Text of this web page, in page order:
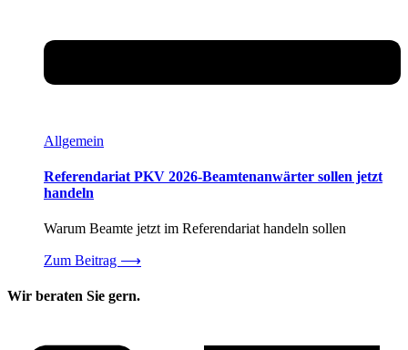
Allgemein
Referendariat PKV 2026-Beamtenanwärter sollen jetzt
handeln
Warum Beamte jetzt im Referendariat handeln sollen
Zum Beitrag ⟶
Wir beraten Sie gern.